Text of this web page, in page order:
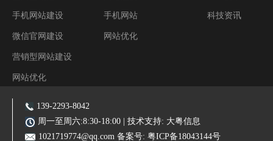
手机网站建设
微信官网建设
营销型网站建设
网站优化
阿里装修运营
手机网站
网站优化
科技资讯
主营业务:东莞网站建设|东莞网站优化|东莞SEO优化推广|品牌网站|手机网站|微信小程序|霸屏推广
139-2293-8042
周一至周六:8:30-18:00 | 技术支持: 大粤信息
1021719774@qq.com 备案号: 粤ICP备18043144号